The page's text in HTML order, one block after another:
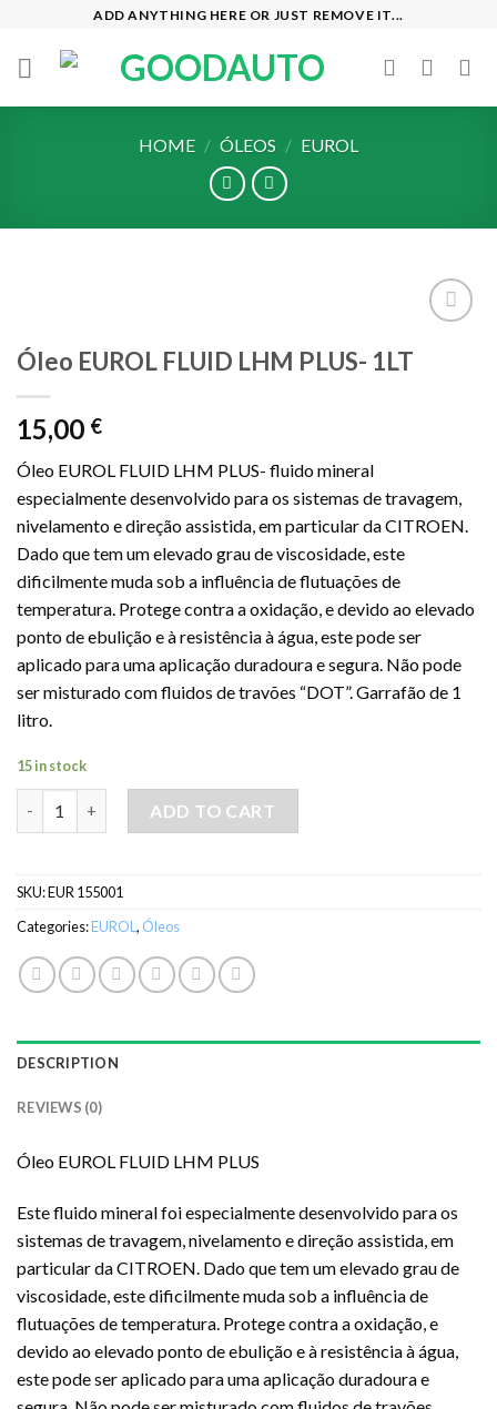
content
ADD ANYTHING HERE OR JUST REMOVE IT...
HOME / ÓLEOS / EUROL
Óleo EUROL FLUID LHM PLUS- 1LT
15,00 €
Óleo EUROL FLUID LHM PLUS- fluido mineral
especialmente desenvolvido para os sistemas de travagem,
nivelamento e direção assistida, em particular da CITROEN.
Dado que tem um elevado grau de viscosidade, este
dificilmente muda sob a influência de flutuações de
temperatura. Protege contra a oxidação, e devido ao elevado
ponto de ebulição e à resistência à água, este pode ser
aplicado para uma aplicação duradoura e segura. Não pode
ser misturado com fluidos de travões “DOT”. Garrafão de 1
litro.
15 in stock
ADD TO CART
SKU:EUR 155001
Categories:EUROL , Óleos
DESCRIPTION
REVIEWS (0)
Óleo EUROL FLUID LHM PLUS
Este fluido mineral foi especialmente desenvolvido para os
sistemas de travagem, nivelamento e direção assistida, em
particular da CITROEN. Dado que tem um elevado grau de
viscosidade, este dificilmente muda sob a influência de
flutuações de temperatura. Protege contra a oxidação, e
devido ao elevado ponto de ebulição e à resistência à água,
este pode ser aplicado para uma aplicação duradoura e